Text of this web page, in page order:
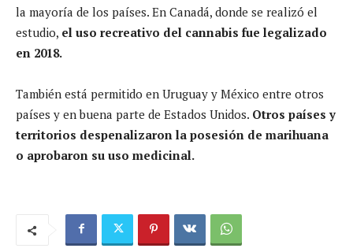
la mayoría de los países. En Canadá, donde se realizó el
estudio, el uso recreativo del cannabis fue legalizado
en 2018.
También está permitido en Uruguay y México entre otros
países y en buena parte de Estados Unidos. Otros países y
territorios despenalizaron la posesión de marihuana
o aprobaron su uso medicinal.